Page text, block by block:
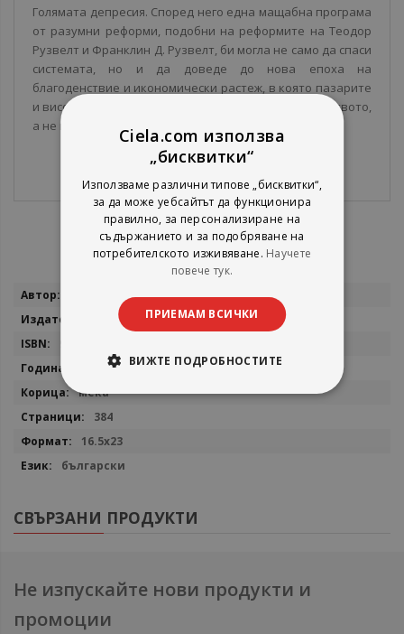
Голямата депресия. Според него една мащабна програма
от разумни реформи, подобни на реформите на Теодор
Рузвелт и Франклин Д. Рузвелт, би могла не само да спаси
системата, но и да доведе до нова епоха на
благоденствие и икономически растеж, в която пазарите
и високите технологии работят в интерес на обществото,
а не против него.
Повече
Джоузеф Стиглиц
Сиела
2020
мека
384
16.5x23
български
СВЪРЗАНИ ПРОДУКТИ
Не изпускайте нови продукти и
промоции
Ciela.com използва
„бисквитки“
Използваме различни типове „бисквитки“,
за да може уебсайтът да функционира
правилно, за персонализиране на
съдържанието и за подобряване на
потребителското изживяване. Научете
повече тук.
ПРИЕМАМ ВСИЧКИ
ВИЖТЕ ПОДРОБНОСТИТЕ